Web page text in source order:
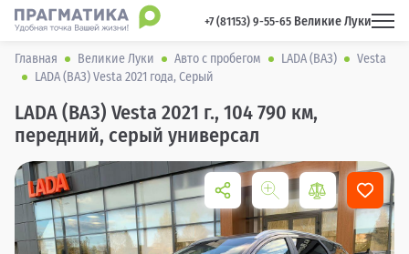
+7 (81153) 9-55-65 Великие Луки
Главная Великие Луки Авто с пробегом LADA (ВАЗ)
Vesta
LADA (ВАЗ) Vesta 2021 года, Серый
LADA (ВАЗ) Vesta 2021 г., 104 790 км,
передний, серый универсал